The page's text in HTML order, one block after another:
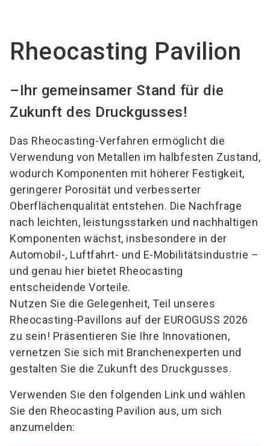
search
Rheocasting Pavilion
–Ihr gemeinsamer Stand für die
Zukunft des Druckgusses!
Das Rheocasting-Verfahren ermöglicht die
Verwendung von Metallen im halbfesten Zustand,
wodurch Komponenten mit höherer Festigkeit,
geringerer Porosität und verbesserter
Oberflächenqualität entstehen. Die Nachfrage
nach leichten, leistungsstarken und nachhaltigen
Komponenten wächst, insbesondere in der
Automobil-, Luftfahrt- und E-Mobilitätsindustrie –
und genau hier bietet Rheocasting
entscheidende Vorteile.
Nutzen Sie die Gelegenheit, Teil unseres
Rheocasting-Pavillons auf der EUROGUSS 2026
zu sein! Präsentieren Sie Ihre Innovationen,
vernetzen Sie sich mit Branchenexperten und
gestalten Sie die Zukunft des Druckgusses.
Verwenden Sie den folgenden Link und wählen
Sie den Rheocasting Pavilion aus, um sich
anzumelden: